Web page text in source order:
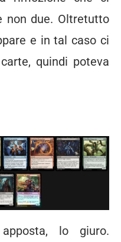
non due. Oltretutto
e in tal caso ci
quindi poteva
lo giuro.